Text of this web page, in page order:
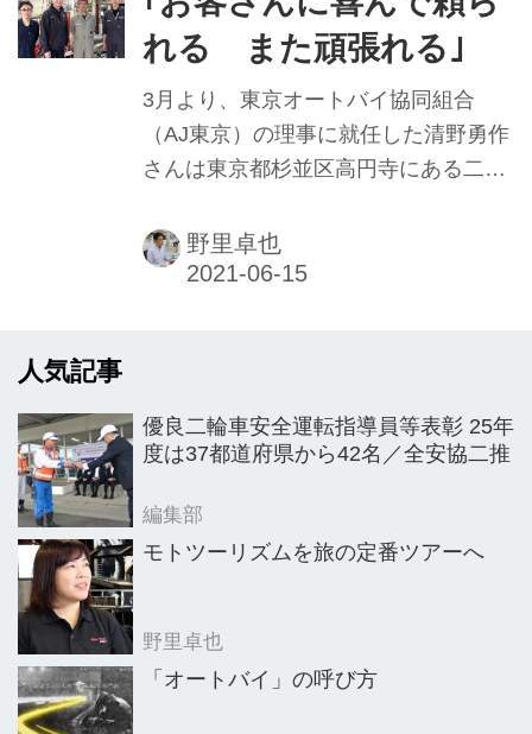
のバイクスタント選手権で3位に輝い
た実績を持つスタントライダーでもあ
る。そんな小川さんがスタントライダ
ーを目指したきっかけや、世界各国で
スタント競技を戦ってきた当時の事を
れる また頑張れる｣
3月より、東京オートバイ協同組合
（AJ東京）の理事に就任した清野勇作
さんは東京都杉並区高円寺にある二輪
ト・エス）の代表である。理事の中で
最年少であり、東京都自動車整備振興
今後はAJ東京と東整振を中心に業界へ
向けて積極的に活動をしていくとい
野里卓也
人気記事
優良二輪車安全運転指導員等表彰 25年
度は37都道府県から42名／全安協二推
編集部
モトツーリズムを旅の定番ツアーへ
野里卓也
「オートバイ」の呼び方